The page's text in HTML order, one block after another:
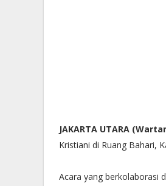
JAKARTA UTARA
Kristiani di Ruang Bahari,
Acara yang berkolaborasi